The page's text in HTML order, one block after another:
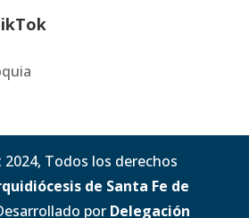
Todos los derechos
de Santa Fe de
por Delegación